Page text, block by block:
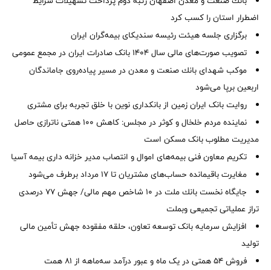
اضطرار استان را كسب كرد
برگزاری جلسه هیئت رئیسه سندیکای بیمه‌گران ایران
تصویب صورت‌های مالی سال ۱۴۰۴ بانک صادرات ایران در مجمع عمومی
موكب شهدای بانك صنعت و معدن در مسیر پیاده‌روی جاماندگان
اربعین برپا می‌شود
روایت بانک ایران زمین از بانکداری نوین با خلق تجربه برای مشتری
نماینده مردم خلخال و کوثر در مجلس: کاهش ۱۰۰ همتی ناترازی حاصل
مدیریت مطلوب بانک مسکن است
تکریم معاون فنی بیمه‌های اموال و انتصاب مدیر خزانه داری بیمه آسیا
مغایرت‌ باقیمانده حساب‌های مشتریان تا ۱۷ مرداد برطرف می‌شود
جایگاه نخست بانك ملت در 10 شاخص مهم مالی/ جهش 77 درصدی
تراز عملیاتی تجمیعی وبملت
افزایش سرمایه بانک توسعه تعاون، حلقه مفقوده جهش تأمین مالی
تولید
فروش 54 همتی در یک ماه و عبور درآمد سه‌ماهه از 81 همت